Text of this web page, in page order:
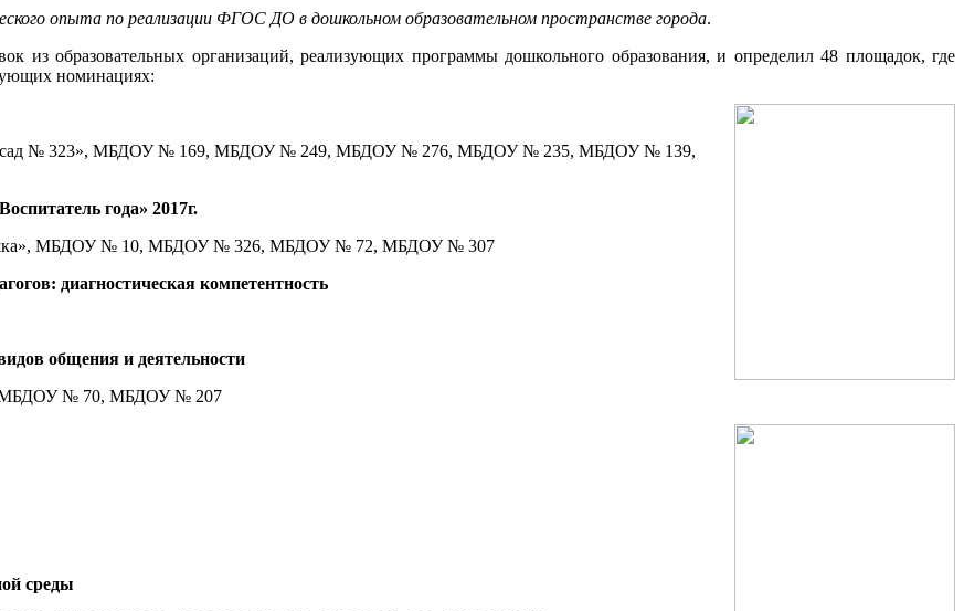
опыта по реализации ФГОС ДО в дошкольном образовательном пространстве города.
из образовательных организаций, реализующих программы дошкольного образования, и определил 48 площадок, где
номинациях:
сад № 323», МБДОУ № 169, МБДОУ № 249, МБДОУ № 276, МБДОУ № 235, МБДОУ № 139,
года» 2017г.
МБДОУ № 10, МБДОУ № 326, МБДОУ № 72, МБДОУ № 307
диагностическая компетентность
общения и деятельности
МБДОУ № 70, МБДОУ № 207
среды